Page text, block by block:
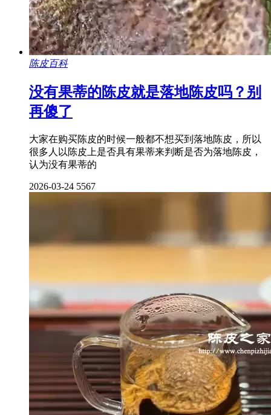
陈皮百科
没有果蒂的陈皮就是落地陈皮吗？别
再傻了
大家在购买陈皮的时候一般都不想买到落地陈皮，所以
很多人以陈皮上是否具有果蒂来判断是否为落地陈皮，
认为没有果蒂的
2026-03-24 5567